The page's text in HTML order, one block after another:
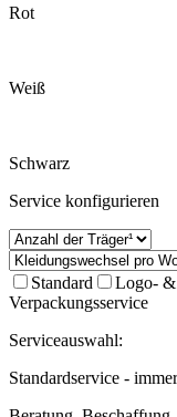
Rot
Weiß
Schwarz
Service konfigurieren
Standard Logo- &
Verpackungsservice
Serviceauswahl:
Standardservice -